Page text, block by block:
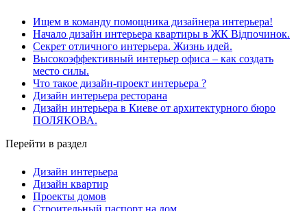
Ищем в команду помощника дизайнера интерьера!
Начало дизайн интерьера квартиры в ЖК Відпочинок.
Секрет отличного интерьера. Жизнь идей.
Высокоэффективный интерьер офиса – как создать
место силы.
Что такое дизайн-проект интерьера ?
Дизайн интерьера ресторана
Дизайн интерьера в Киеве от архитектурного бюро
ПОЛЯКОВА.
Перейти в раздел
Дизайн интерьера
Дизайн квартир
Проекты домов
Строительный паспорт на дом.